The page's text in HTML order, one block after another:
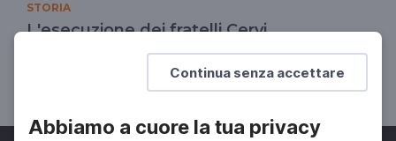
Continua senza accettare
Abbiamo a cuore la tua privacy
STORIA
L'esecuzione dei fratelli Cervi
28 dicembre 1943
SCUOLA SECONDARIA 2°